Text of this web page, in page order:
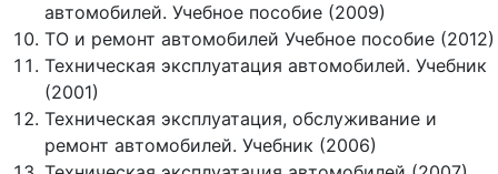
автомобилей. Учебное пособие (2009)
ТО и ремонт автомобилей Учебное пособие (2012)
Техническая эксплуатация автомобилей. Учебник
(2001)
Техническая эксплуатация, обслуживание и
ремонт автомобилей. Учебник (2006)